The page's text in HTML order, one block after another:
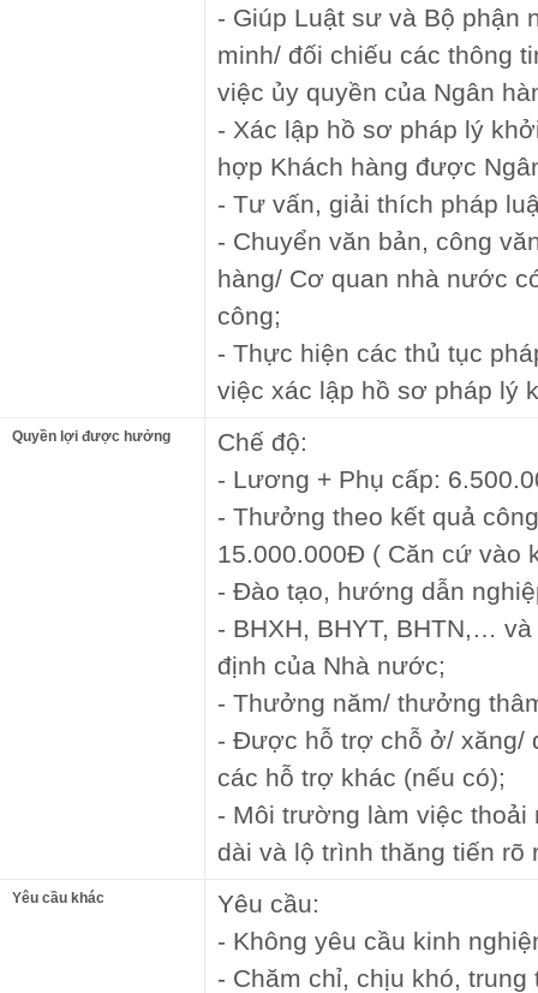
- Giúp Luật sư và Bộ phận
minh/ đối chiếu các thông
việc ủy quyền của Ngân
- Xác lập hồ sơ pháp lý
hợp Khách hàng được
- Tư vấn, giải thích pháp
- Chuyển văn bản, công
hàng/ Cơ quan nhà nước
công;
- Thực hiện các thủ tục
việc xác lập hồ sơ pháp lý
Quyền lợi được hưởng
Chế độ:
- Lương + Phụ cấp:
- Thưởng theo kết quả
15.000.000Đ ( Căn cứ vào
- Đào tạo, hướng dẫn
- BHXH, BHYT, BHTN,…
định của Nhà nước;
- Thưởng năm/ thưởng
- Được hỗ trợ chỗ ở/ xăng/
các hỗ trợ khác (nếu có);
- Môi trường làm việc thoải
dài và lộ trình thăng tiến rõ
Yêu cầu khác
Yêu cầu:
- Không yêu cầu kinh
- Chăm chỉ, chịu khó, trung